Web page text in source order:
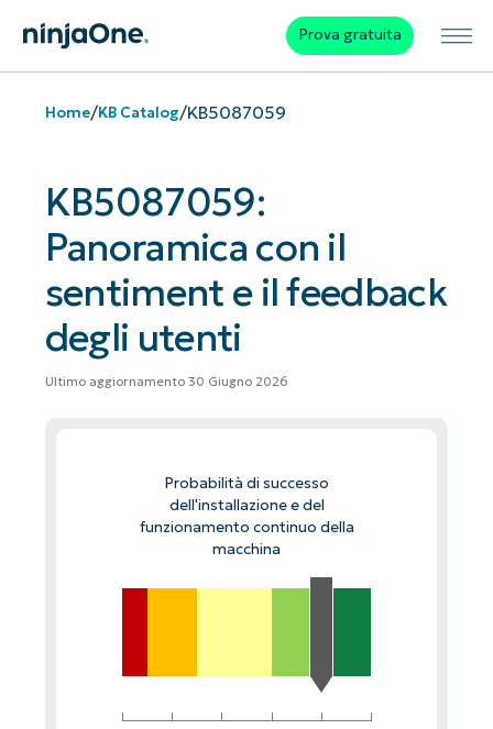
Prova gratuita
Home/KB Catalog/KB5087059
KB5087059:
Panoramica con il
sentiment e il feedback
degli utenti
Ultimo aggiornamento 30 Giugno 2026
Probabilità di successo
dell'installazione e del
funzionamento continuo della
macchina